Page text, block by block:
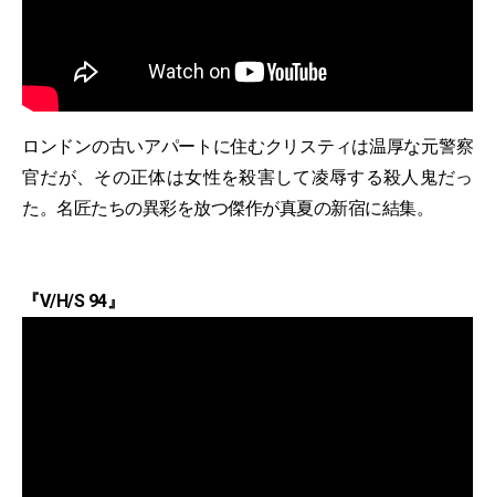
ロンドンの古いアパートに住むクリスティは温厚な元警察
官だが、その正体は女性を殺害して凌辱する殺人鬼だっ
た。名匠たちの異彩を放つ傑作が真夏の新宿に結集。
『V/H/S 94』